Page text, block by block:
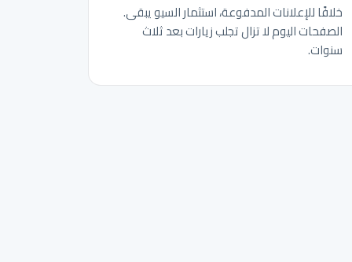
خلافًا للإعلانات المدفوعة، استثمار السيو يبقى.
الصفحات اليوم لا تزال تجلب زيارات بعد ثلاث
سنوات.